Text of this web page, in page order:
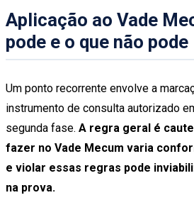
Aplicação ao Vade
pode e o que não pode
Um ponto recorrente envolve a
instrumento de consulta autorizado
segunda fase. A regra geral é
fazer no Vade Mecum varia
e violar essas regras pode
na prova.